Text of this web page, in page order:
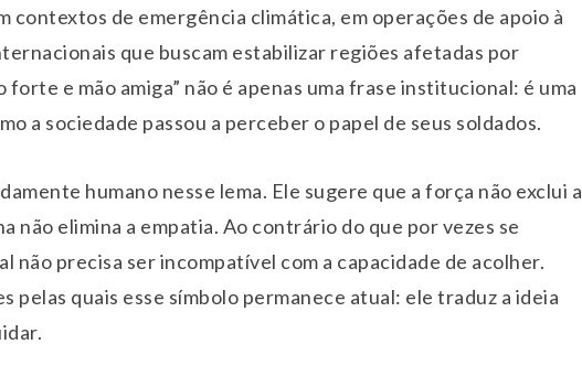
de emergência climática, em operações de apoio à
que buscam estabilizar regiões afetadas por
e mão amiga” não é apenas uma frase institucional: é uma
a sociedade passou a perceber o papel de seus soldados.
humano nesse lema. Ele sugere que a força não exclui a
não elimina a empatia. Ao contrário do que por vezes se
não precisa ser incompatível com a capacidade de acolher.
pelas quais esse símbolo permanece atual: ele traduz a ideia